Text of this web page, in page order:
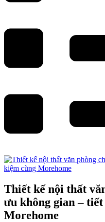
Thiết kế nội thất
ưu không gian –
Morehome